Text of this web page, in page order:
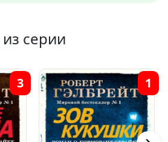
серии
1